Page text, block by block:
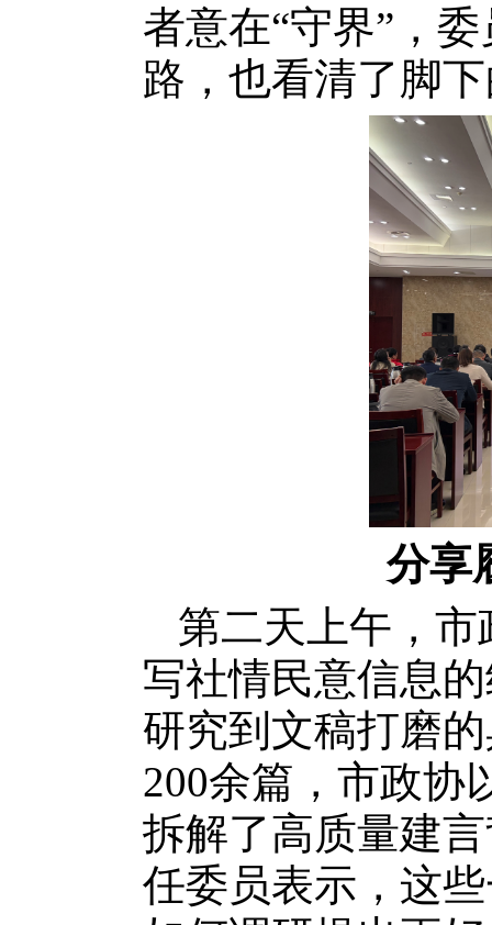
者意在“守界”，
路，也看清了脚
分享
第二天上午，
写社情民意信息
研究到文稿打磨
200余篇，市政协
拆解了高质量建
任委员表示，这